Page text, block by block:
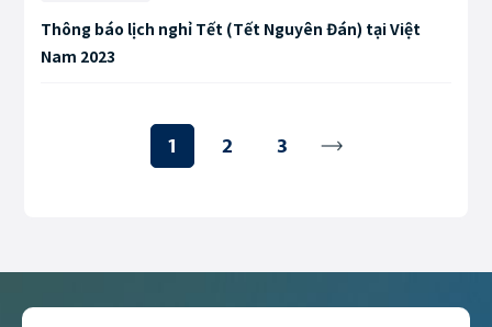
Thông báo lịch nghỉ Tết (Tết Nguyên Đán) tại Việt
Nam 2023
1 2 3